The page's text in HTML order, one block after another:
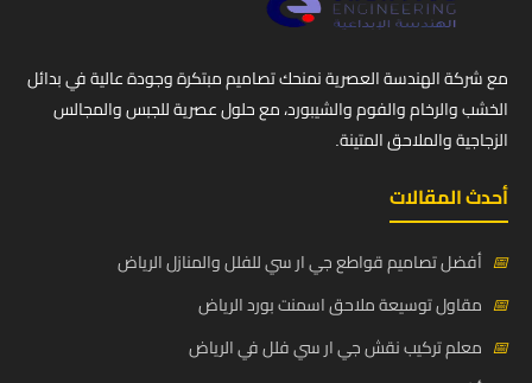
مع شركة الهندسة العصرية نمنحك تصاميم مبتكرة وجودة عالية في بدائل
الخشب والرخام والفوم والشيبورد، مع حلول عصرية للجبس والمجالس
الزجاجية والملاحق المتينة.
أحدث المقالات
📅 أفضل تصاميم قواطع جي ار سي للفلل والمنازل الرياض
📅 مقاول توسيعة ملاحق اسمنت بورد الرياض
📅 معلم تركيب نقش جي ار سي فلل في الرياض